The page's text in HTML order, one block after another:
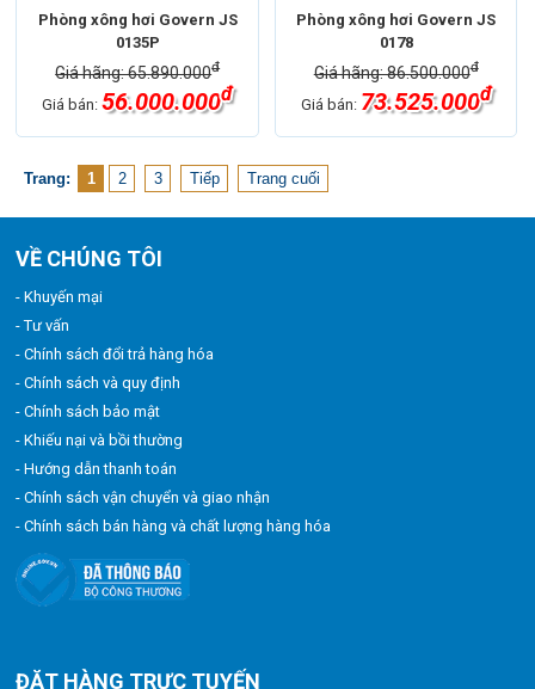
Phòng xông hơi Govern JS
0135P
Giá hãng: 65.890.000đ
Giá bán:56.000.000đ
Phòng xông hơi Govern JS
0178
Giá hãng: 86.500.000đ
Giá bán: 73.525.000đ
Trang: 1 2 3 Tiếp Trang cuối
VỀ CHÚNG TÔI
- Khuyến mại
- Tư vấn
- Chính sách đổi trả hàng hóa
- Chính sách và quy định
- Chính sách bảo mật
- Khiếu nại và bồi thường
- Hướng dẫn thanh toán
- Chính sách vận chuyển và giao nhận
- Chính sách bán hàng và chất lượng hàng hóa
ĐẶT HÀNG TRỰC TUYẾN